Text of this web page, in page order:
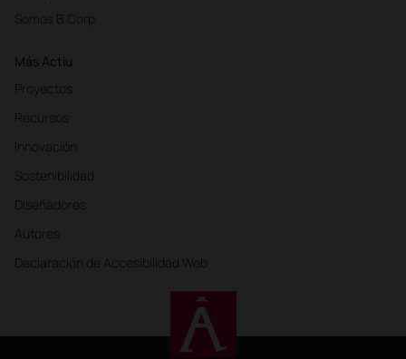
Somos B Corp
Más Actiu
Proyectos
Recursos
Innovación
Sostenibilidad
Diseñadores
Autores
Declaración de Accesibilidad Web